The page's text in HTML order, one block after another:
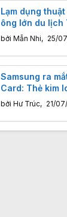
Lạm dụng
ông lớn du lịch
765 triệu USD
bởi Mẫn Nhi, 25/
Samsung ra
Card: Thẻ kim
chân" Samfan
bởi Hư Trúc, 21/